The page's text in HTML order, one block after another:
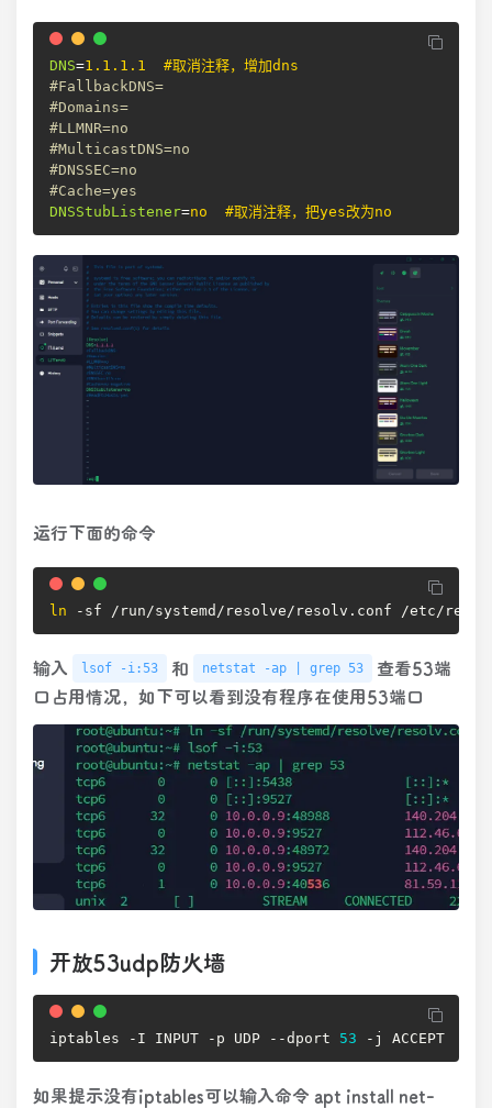
DNS=1.1.1.1  #取消注释，增加dns
#FallbackDNS=
#Domains=
#LLMNR=no
#MulticastDNS=no
#DNSSEC=no
#Cache=yes
DNSStubListener=no  #取消注释，把yes改为no
运行下面的命令
ln -sf /run/systemd/resolve/resolv.conf /etc/
输入 lsof -i:53 和 netstat -ap | grep 53
查看53端
口占用情况，如下可以看到没有程序在使用53端口
开放53udp防火墙
iptables -I INPUT -p UDP --dport 53 -j ACCEPT
如果提示没有iptables可以输入命令 apt install net-